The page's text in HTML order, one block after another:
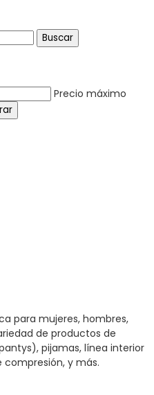
Buscar
Precio máximo
para mujeres, hombres,
de productos de
pijamas, línea interior
y más.